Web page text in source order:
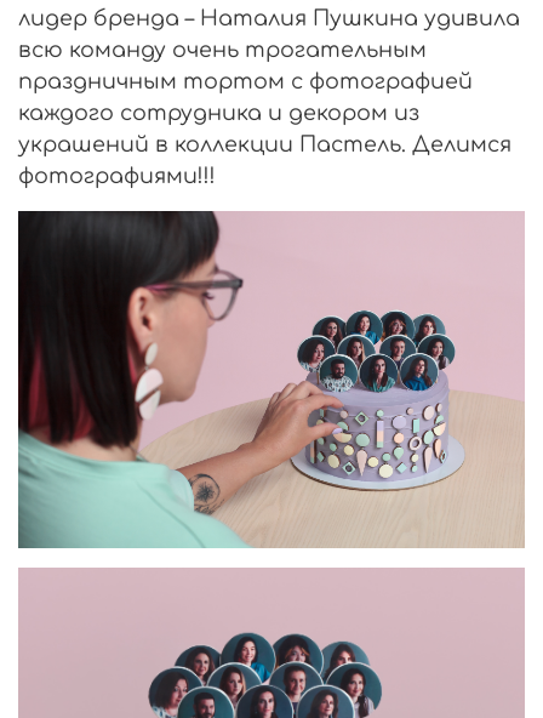
лидер бренда – Наталия Пушкина удивила
всю команду очень трогательным
праздничным тортом с фотографией
каждого сотрудника и декором из
украшений в коллекции Пастель. Делимся
фотографиями!!!